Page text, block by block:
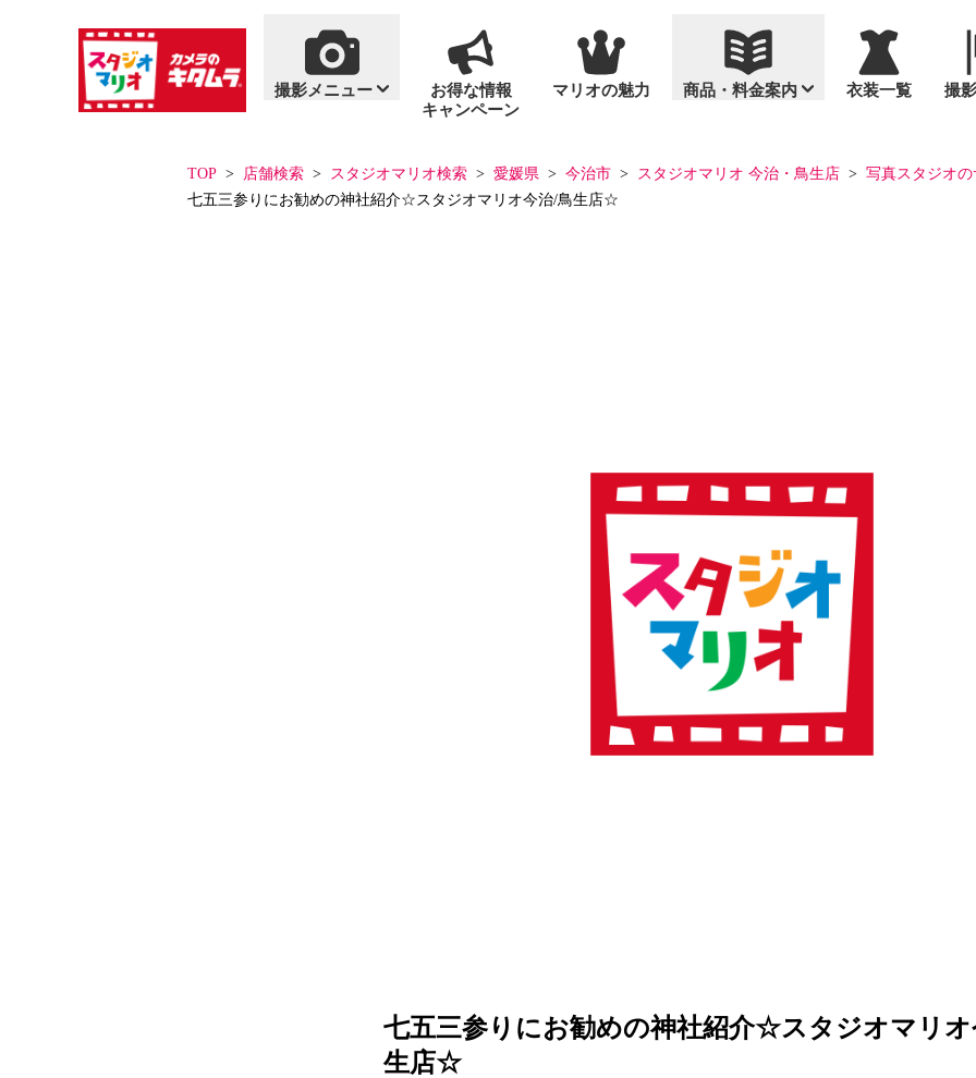
撮影メニュー
閉じる
撮影メニュー おすすめ撮影 通年撮影
プロフィール・宣
お得な情報
キャンペーン
マリオの魅力 商品・料金案内
閉じる
商品・料金案内 単品商品 セット商品
衣装一覧 撮
TOP 店舗検索 スタジオマリオ検索 愛媛県 今治市 スタジオマリオ 今治・鳥生店
写真スタジオ
七五三参りにお勧めの神社紹介☆スタジオマリオ今治/鳥生店☆
七五三参りにお勧めの神社紹介☆スタジオマリオ
生店☆